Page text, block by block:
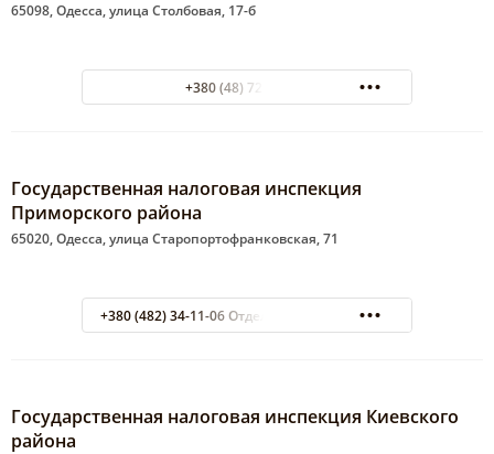
65098, Одесса, улица Столбовая, 17-б
+380 (48) 721-30-23
Государственная налоговая инспекция
Приморского района
65020, Одесса, улица Старопортофранковская, 71
+380 (482) 34-11-06 Отдел по идентификационным код
Государственная налоговая инспекция Киевского
района